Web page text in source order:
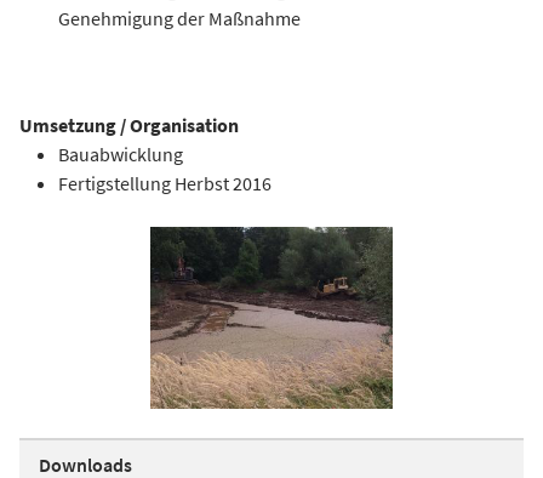
Genehmigung der Maßnahme
Umsetzung / Organisation
Bauabwicklung
Fertigstellung Herbst 2016
Downloads